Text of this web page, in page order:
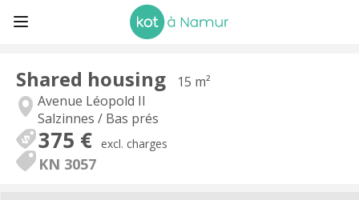
Shared housing
15 m²
Avenue Léopold II
Salzinnes / Bas prés
375 € excl. charges
KN 3057